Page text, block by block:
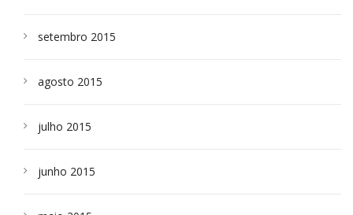
setembro 2015
agosto 2015
julho 2015
junho 2015